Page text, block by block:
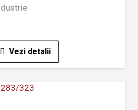
Vezi detalii